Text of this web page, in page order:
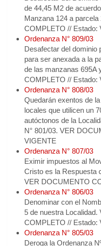
de 44,45 M2 de
Manzana 124 a
COMPLETO // Estado:
Ordenanza N° 809/03
Desafectar del dominio
para ser anexada a la
de las manzanas 695A
COMPLETO // Estado:
Ordenanza N° 808/03
Quedarán exentos de
locales que utilicen un
autóctonos de la
N° 801/03. VER
VIGENTE
Ordenanza N° 807/03
Eximir impuestos al
Cristo es la Respuesta
VER DOCUMENTO
Ordenanza N° 806/03
Denominar con el
5 de nuestra
COMPLETO // Estado:
Ordenanza N° 805/03
Deroga la Ordenanza